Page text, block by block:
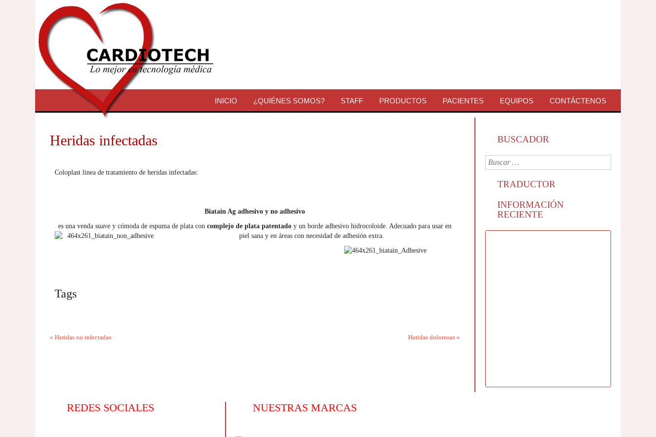
INICIO ¿QUIÉNES SOMOS? STAFF PRODUCTOS PACIENTES EQUIPOS CONTÁCTENOS
Heridas infectadas
Coloplast linea de tratamiento de heridas infectadas:
Biatain Ag adhesivo y no adhesivo
es una venda suave y cómoda de espuma de plata con complejo de plata patentado y un borde adhesivo hidrocoloide. Adecuado para usar en
piel sana y en áreas con necesidad de adhesión extra.
Tags
« Heridas no infectadas Heridas dolorosas »
BUSCADOR
TRADUCTOR
INFORMACIÓN
RECIENTE
REDES SOCIALES NUESTRAS MARCAS